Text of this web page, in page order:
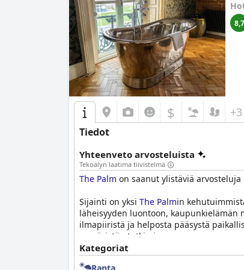
8,7
$ +3
Tiedot
Yhteenveto arvosteluista
Tekoälyn laatima tiivistelmä
The Palm on saanut ylistäviä
Sijainti on yksi The Palmin
läheisyyden luontoon,
ilmapiiristä ja helposta pääsystä
ympäristön tutkimiseen.
IllallinenThe Palmissa on toinen
Kategoriat
Ranta